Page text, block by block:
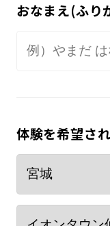
おなまえ(ふり
体験を希望さ